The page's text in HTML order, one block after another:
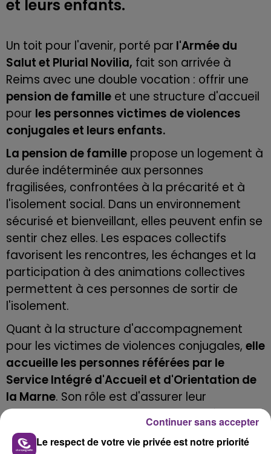
Un toit pour l'avenir, porté par l'Armée du
Salut et Plurial Novilia, fait son arrivée à
Reims avec une double vocation : offrir une
pension de famille et une structure d'accueil
pour les personnes victimes de violences
conjugales et leurs enfants.
La pension de famille propose un logement à
durée indéterminée aux personnes
fragilisées, confrontées à la précarité et à
l'isolement social. Dans un environnement
sécurisé et bienveillant, elles peuvent enfin se
sentir chez elles. Les espaces collectifs
favorisent les rencontres, les échanges et la
participation à des animations collectives
permettent à ces personnes de sortir de
l'isolement.
Quant à la structure d'accompagnement
pour les victimes de violences conjugales, elle
accueille les personnes référées par le
Service Intégré d'Accueil et d'Orientation de
la Marne. Son rôle est d'assurer leur
protection et de leur offrir un suivi médico-
social adapté à leurs besoins. Un lieu sécurisé
où elles peuvent reconstruire leur vie avec
Le respect de votre vie privée est notre priorité
Continuer sans accepter